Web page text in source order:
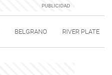
BELGRANO RIVER PLATE